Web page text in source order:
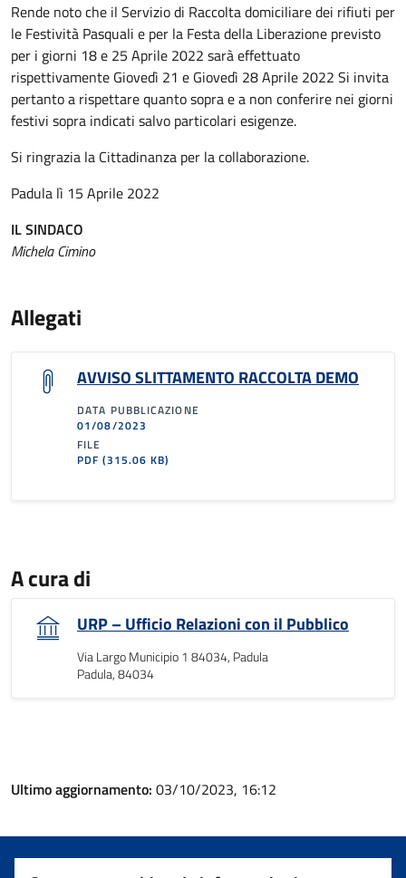
Rende noto che il Servizio di Raccolta domiciliare dei rifiuti per
le Festività Pasquali e per la Festa della Liberazione previsto
per i giorni 18 e 25 Aprile 2022 sarà effettuato
rispettivamente Giovedì 21 e Giovedì 28 Aprile 2022 Si invita
pertanto a rispettare quanto sopra e a non conferire nei giorni
festivi sopra indicati salvo particolari esigenze.
Si ringrazia la Cittadinanza per la collaborazione.
Padula lì 15 Aprile 2022
IL SINDACO
Michela Cimino
Allegati
AVVISO SLITTAMENTO RACCOLTA DEMO
DATA PUBBLICAZIONE
01/08/2023
FILE
PDF(315.06 KB)
A cura di
URP – Ufficio Relazioni con il Pubblico
Via Largo Municipio 1 84034, Padula
Padula, 84034
Ultimo aggiornamento: 03/10/2023, 16:12